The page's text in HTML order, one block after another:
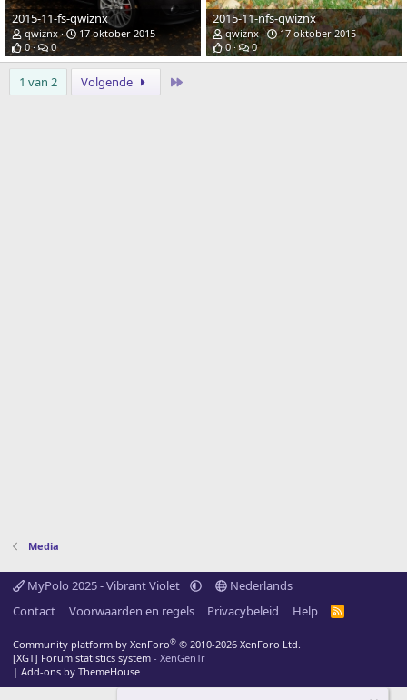
2015-11-fs-qwiznx
qwiznx
17 oktober 2015
0
0
2015-11-nfs-qwiznx
qwiznx
17 oktober 2015
0
0
1 van 2 Volgende
Media
MyPolo 2025 - Vibrant Violet
Nederlands
Contact
Voorwaarden en regels Privacybeleid Help
R
Community platform by XenForo® © 2010-2026 XenForo Ltd.
[XGT] Forum statistics system - XenGenTr
| Add-ons by ThemeHouse